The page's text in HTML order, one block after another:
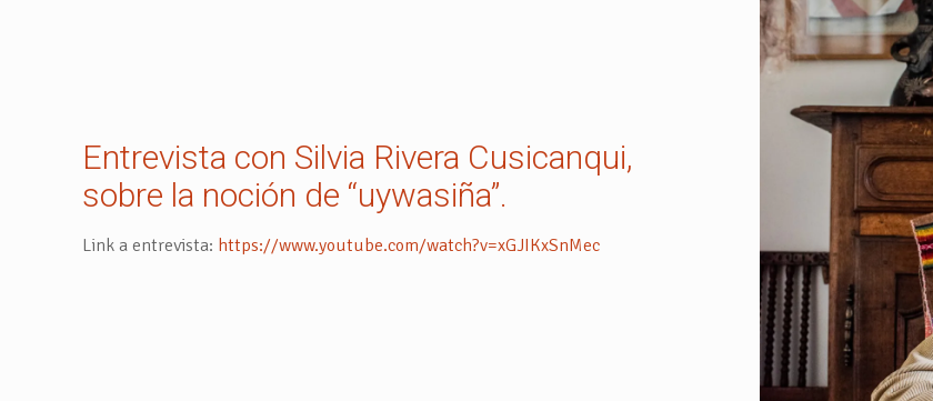
Entrevista con Silvia Rivera Cusicanqui,
sobre la noción de “uywasiña”.
Link a entrevista: https://www.youtube.com/watch?v=xGJIKxSnMec